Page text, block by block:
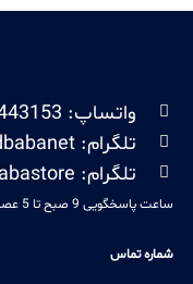
واتساپ: 09120443153
تلگرام: hamidbabanet
تلگرام: hamidbabastore
ساعت پاسخگویی 9 صبح تا 5 عصر
شماره تماس